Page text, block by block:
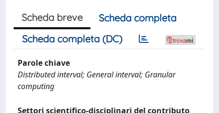
Scheda breve
Scheda completa
Scheda completa (DC)
Parole chiave
Distributed interval; General interval; Granular
computing
Settori scientifico-disciplinari del contributo